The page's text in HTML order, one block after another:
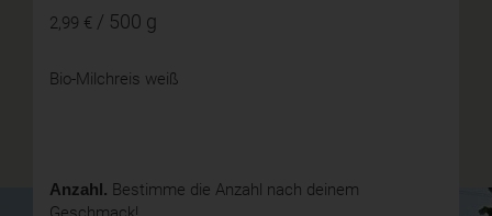
2,99 € / 500 g
Bio-Milchreis weiß
Anzahl. Bestimme die Anzahl nach deinem